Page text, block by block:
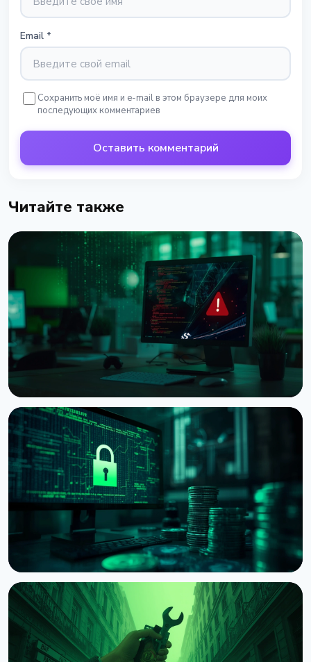
Email *
Сохранить моё имя и e-mail в этом браузере для моих
последующих комментариев
Оставить комментарий
Читайте также
НОВОСТЬ
BTCPay Server предупредил о критической
уязвимости под атакой
8 августа 2026 г.3 мин чтения
НОВОСТЬ
Суд США разрешил Bybit искать следы 1,5 млрд
долларов после взлома КНДР
8 августа 2026 г. 4 мин чтения